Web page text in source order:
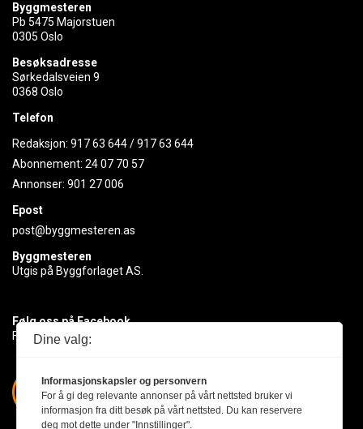
Byggmesteren
Pb 5475 Majorstuen
0305 Oslo
Besøksadresse
Sørkedalsveien 9
0368 Oslo
Telefon
Redaksjon: 917 63 644/917 63 644
Abonnement: 24 07 70 57
Annonser: 901 27 006
Epost
post@byggmesteren.as
Byggmesteren
Utgis på Byggforlaget AS.
Følg oss på Facebook
Få med deg det siste innen byggebransjen
Dine valg:
Informasjonskapsler og personvern
For å gi deg relevante annonser på vårt nettsted bruker vi
informasjon fra ditt besøk på vårt nettsted. Du kan reservere
deg mot dette under "Innstillinger".